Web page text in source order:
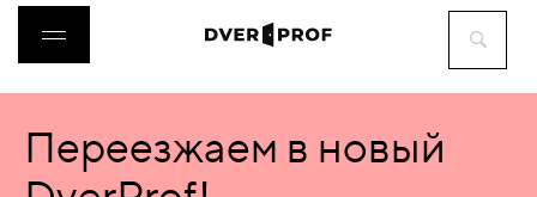
ДВЕРИ
Переезжаем в новый